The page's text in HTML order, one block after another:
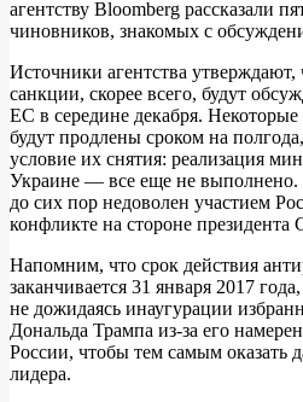
агентству Bloomberg рассказали
чиновников, знакомых с
Источники агентства утверждают,
санкции, скорее всего, будут
ЕС в середине декабря.
будут продлены сроком на
условие их снятия: реализация
Украине — все еще не
до сих пор недоволен участием
конфликте на стороне
Напомним, что срок действия
заканчивается 31 января 2017
не дожидаясь инаугурации
Дональда Трампа из-за его
России, чтобы тем самым оказать
лидера.